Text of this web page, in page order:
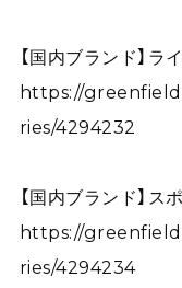
【国内ブランド】ラ
https://
ries/4294232
【国内ブランド】ス
https://
ries/4294234